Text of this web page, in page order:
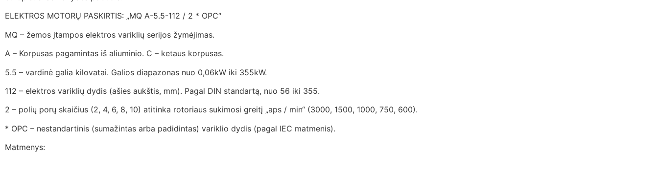
ELEKTROS MOTORŲ PASKIRTIS: „MQ A-5.5-112 / 2 * OPC“
MQ – žemos įtampos elektros variklių serijos žymėjimas.
A – Korpusas pagamintas iš aliuminio. C – ketaus korpusas.
5.5 – vardinė galia kilovatai. Galios diapazonas nuo 0,06kW iki 355kW.
112 – elektros variklių dydis (ašies aukštis, mm). Pagal DIN standartą, nuo 56 iki 355.
2 – polių porų skaičius (2, 4, 6, 8, 10) atitinka rotoriaus sukimosi greitį „aps / min“ (3000, 1500, 1000, 750, 600).
* OPC – nestandartinis (sumažintas arba padidintas) variklio dydis (pagal IEC matmenis).
Matmenys: